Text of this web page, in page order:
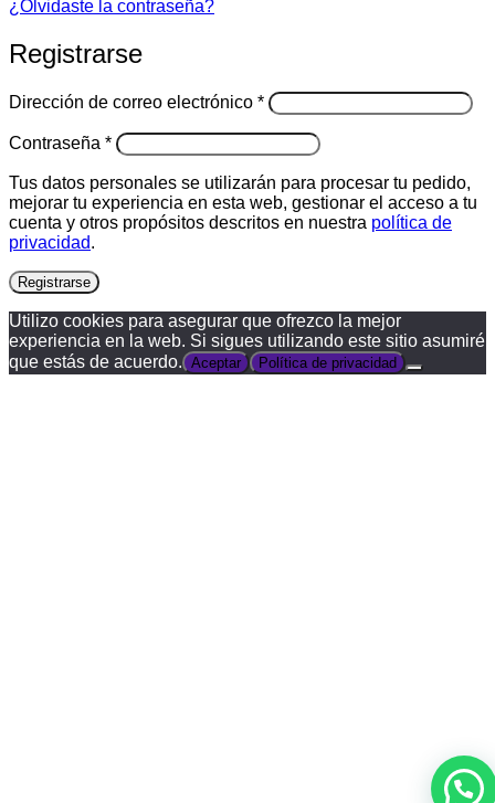
¿Olvidaste la contraseña?
Registrarse
Dirección de correo electrónico *Obligatorio
Contraseña *Obligatorio
Tus datos personales se utilizarán para procesar tu pedido,
mejorar tu experiencia en esta web, gestionar el acceso a tu
cuenta y otros propósitos descritos en nuestra política de
privacidad.
Registrarse
Utilizo cookies para asegurar que ofrezco la mejor
experiencia en la web. Si sigues utilizando este sitio asumiré
que estás de acuerdo. Aceptar Política de privacidad